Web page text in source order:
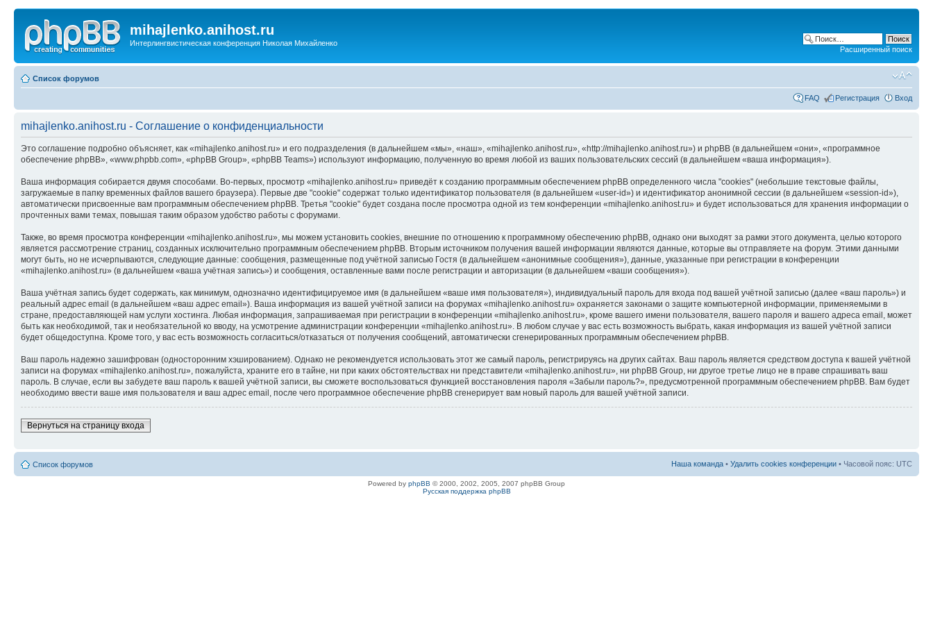
mihajlenko.anihost.ru
Интерлингвистическая конференция Николая Михайленко
Расширенный поиск
Список форумов
FAQ Регистрация Вход
mihajlenko.anihost.ru - Соглашение о конфиденциальности
Это соглашение подробно объясняет, как «mihajlenko.anihost.ru» и его подразделения (в дальнейшем «мы», «наш», «mihajlenko.anihost.ru», «http://mihajlenko.anihost.ru») и phpBB (в дальнейшем «они», «программное
обеспечение phpBB», «www.phpbb.com», «phpBB Group», «phpBB Teams») используют информацию, полученную во время любой из ваших пользовательских сессий (в дальнейшем «ваша информация»).
Ваша информация собирается двумя способами. Во-первых, просмотр «mihajlenko.anihost.ru» приведёт к созданию программным обеспечением phpBB определенного числа "cookies" (небольшие текстовые файлы,
загружаемые в папку временных файлов вашего браузера). Первые две "cookie" содержат только идентификатор пользователя (в дальнейшем «user-id») и идентификатор анонимной сессии (в дальнейшем «session-id»),
автоматически присвоенные вам программным обеспечением phpBB. Третья "cookie" будет создана после просмотра одной из тем конференции «mihajlenko.anihost.ru» и будет использоваться для хранения информации о
прочтенных вами темах, повышая таким образом удобство работы с форумами.
Также, во время просмотра конференции «mihajlenko.anihost.ru», мы можем установить cookies, внешние по отношению к программному обеспечению phpBB, однако они выходят за рамки этого документа, целью которого
является рассмотрение страниц, созданных исключительно программным обеспечением phpBB. Вторым источником получения вашей информации являются данные, которые вы отправляете на форум. Этими данными
могут быть, но не исчерпываются, следующие данные: сообщения, размещенные под учётной записью Гостя (в дальнейшем «анонимные сообщения»), данные, указанные при регистрации в конференции
«mihajlenko.anihost.ru» (в дальнейшем «ваша учётная запись») и сообщения, оставленные вами после регистрации и авторизации (в дальнейшем «ваши сообщения»).
Ваша учётная запись будет содержать, как минимум, однозначно идентифицируемое имя (в дальнейшем «ваше имя пользователя»), индивидуальный пароль для входа под вашей учётной записью (далее «ваш пароль») и
реальный адрес email (в дальнейшем «ваш адрес email»). Ваша информация из вашей учётной записи на форумах «mihajlenko.anihost.ru» охраняется законами о защите компьютерной информации, применяемыми в
стране, предоставляющей нам услуги хостинга. Любая информация, запрашиваемая при регистрации в конференции «mihajlenko.anihost.ru», кроме вашего имени пользователя, вашего пароля и вашего адреса email, может
быть как необходимой, так и необязательной ко вводу, на усмотрение администрации конференции «mihajlenko.anihost.ru». В любом случае у вас есть возможность выбрать, какая информация из вашей учётной записи
будет общедоступна. Кроме того, у вас есть возможность согласиться/отказаться от получения сообщений, автоматически сгенерированных программным обеспечением phpBB.
Ваш пароль надежно зашифрован (односторонним хэшированием). Однако не рекомендуется использовать этот же самый пароль, регистрируясь на других сайтах. Ваш пароль является средством доступа к вашей учётной
записи на форумах «mihajlenko.anihost.ru», пожалуйста, храните его в тайне, ни при каких обстоятельствах ни представители «mihajlenko.anihost.ru», ни phpBB Group, ни другое третье лицо не в праве спрашивать ваш
пароль. В случае, если вы забудете ваш пароль к вашей учётной записи, вы сможете воспользоваться функцией восстановления пароля «Забыли пароль?», предусмотренной программным обеспечением phpBB. Вам будет
необходимо ввести ваше имя пользователя и ваш адрес email, после чего программное обеспечение phpBB сгенерирует вам новый пароль для вашей учётной записи.
Вернуться на страницу входа
Список форумов Наша команда • Удалить cookies конференции • Часовой пояс: UTC
Powered by phpBB © 2000, 2002, 2005, 2007 phpBB Group
Русская поддержка phpBB